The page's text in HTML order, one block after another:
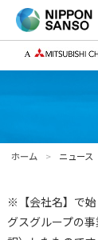
ホーム > ニュース
※【会社名】で始
グスグループの